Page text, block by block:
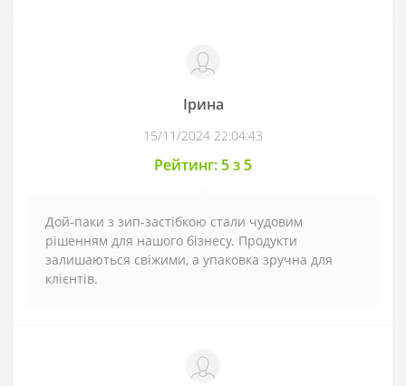
Ірина
15/11/2024 22:04:43
Рейтинг: 5 з 5
Дой-паки з зип-застібкою стали чудовим
рішенням для нашого бізнесу. Продукти
залишаються свіжими, а упаковка зручна для
клієнтів.